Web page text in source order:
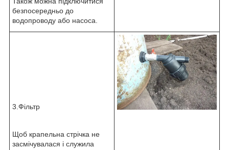
безпосередньо до
водопроводу або насоса.
3.Фільтр
Щоб крапельна стрічка не
засмічувалася і служила